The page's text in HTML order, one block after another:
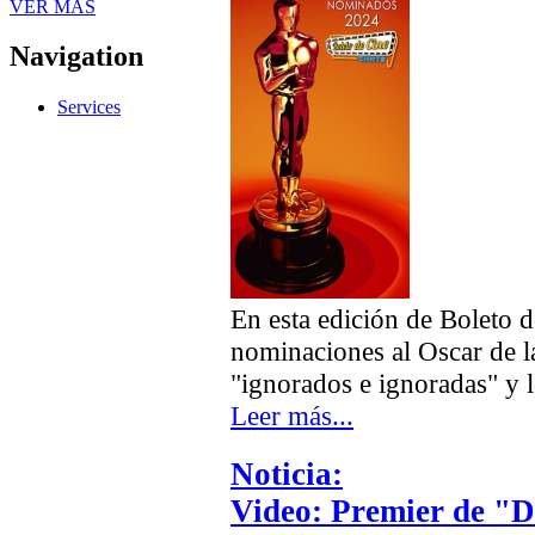
VER MÁS
Navigation
Services
En esta edición de Boleto
nominaciones al Oscar de
"ignorados e ignoradas" y
Leer más...
Noticia:
Video: Premier de